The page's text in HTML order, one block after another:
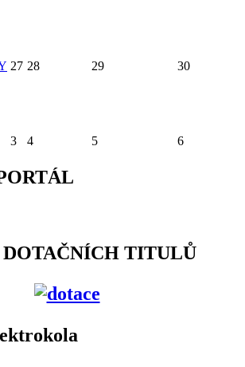
27 28 29 30
3 4 5 6
TITULŮ